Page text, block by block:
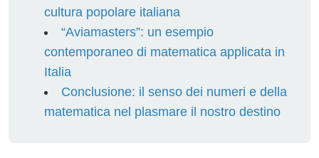
cultura popolare italiana
“Aviamasters”: un esempio
contemporaneo di matematica applicata in
Italia
Conclusione: il senso dei numeri e della
matematica nel plasmare il nostro destino